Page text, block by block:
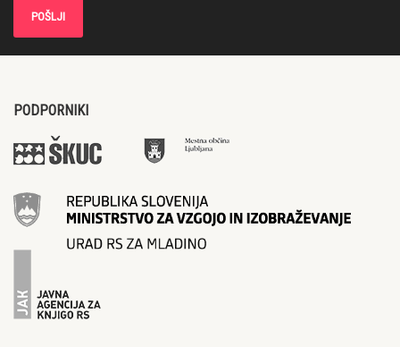
PODPORNIKI